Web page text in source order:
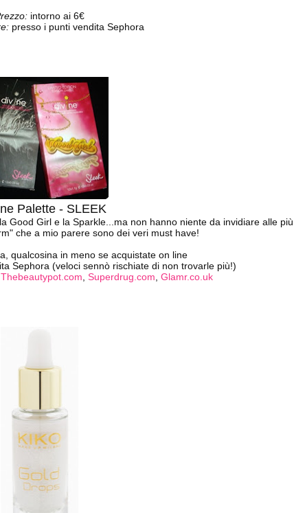
intorno ai 6€
presso i punti vendita Sephora
Palette - SLEEK
Good Girl e la Sparkle...ma non hanno niente da invidiare alle più
che a mio parere sono dei veri must have!
qualcosina in meno se acquistate on line
Sephora (veloci sennò rischiate di non trovarle più!)
Thebeautypot.com Superdrug.com Glamr.co.uk